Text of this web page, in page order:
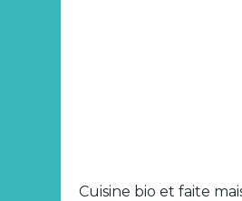
Cuisine bio et faite